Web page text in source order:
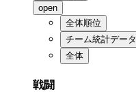
open
全体順位
チーム統計データ
全体
戦闘